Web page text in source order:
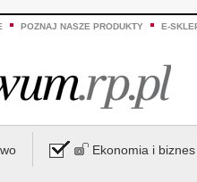
POZNAJ NASZE PRODUKTY E-
Ekonomia i biznes